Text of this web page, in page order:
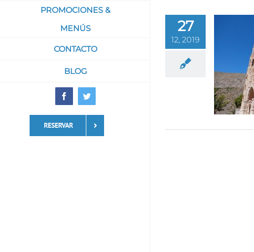
PROMOCIONES &
MENÚS
CONTACTO
BLOG
FacebookTwitter
RESERVAR
27
12, 2019